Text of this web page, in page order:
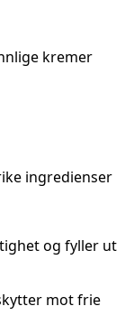
kremer
ingredienser
og fyller ut
mot frie